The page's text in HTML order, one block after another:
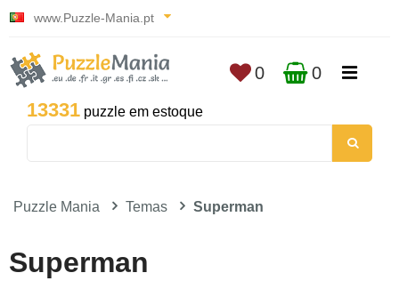
www.Puzzle-Mania.pt
13331 puzzle em estoque
0 0
Puzzle Mania Temas Superman
Superman